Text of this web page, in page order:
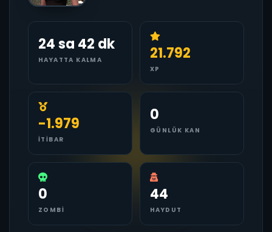
24 sa 42 dk
HAYATTA KALMA 21.792
XP
-1.979
İTIBAR
0
GÜNLÜK KAN
0
ZOMBI
44
HAYDUT